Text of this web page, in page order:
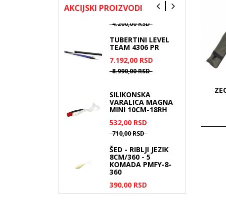
AKCIJSKI PROIZVODI
3.360,00 RSD
4.200,00RSD
TUBERTINI LEVEL
TEAM 4306 PR
7.192,00 RSD
8.990,00RSD
SILIKONSKA
VARALICA MAGNA
MINI 10CM-18RH
532,00 RSD
710,00RSD
ŠED - RIBLJI JEZIK
8CM/360 - 5
KOMADA PMFY-8-
360
390,00 RSD
540,00RSD